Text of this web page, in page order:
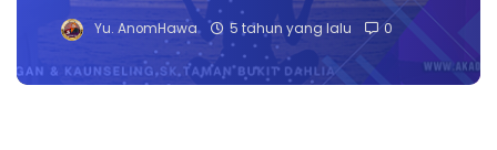
Yu. AnomHawa 5 tahun yang lalu 0